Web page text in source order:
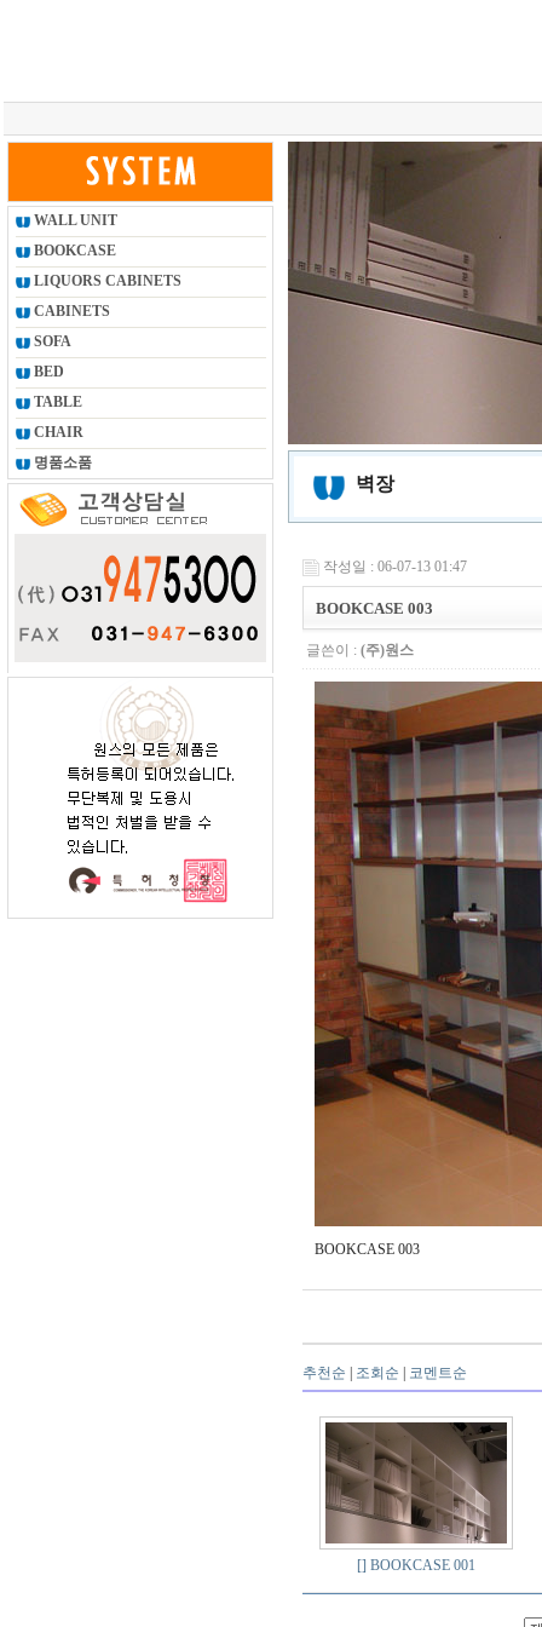
WALL UNIT
BOOKCASE
LIQUORS CABINETS
CABINETS
SOFA
BED
TABLE
CHAIR
명품소품
벽장
작성일 : 06-07-13 01:47
BOOKCASE 003
글쓴이 : (주)원스
BOOKCASE 003
추천순 조회순 코멘트순
[] BOOKCASE 001